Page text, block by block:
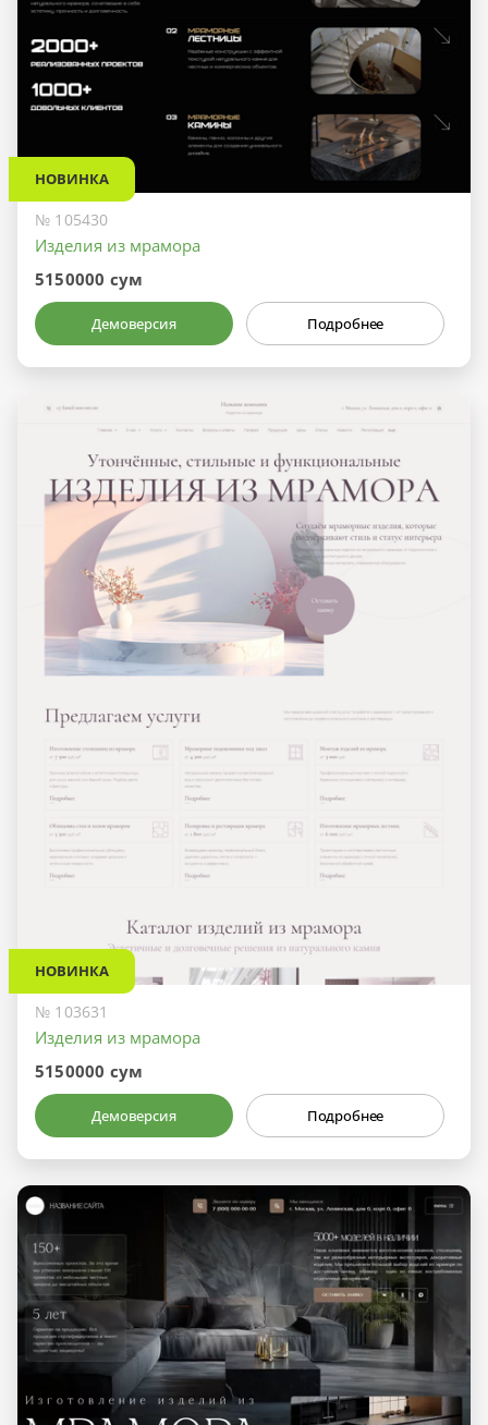
НОВИНКА
№ 105430
Изделия из мрамора
5150000 сум
Демоверсия Подробнее
НОВИНКА
№ 103631
Изделия из мрамора
5150000 сум
Демоверсия Подробнее